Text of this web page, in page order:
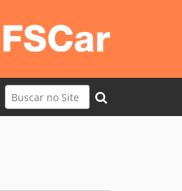
Busca
Busca Avançada…